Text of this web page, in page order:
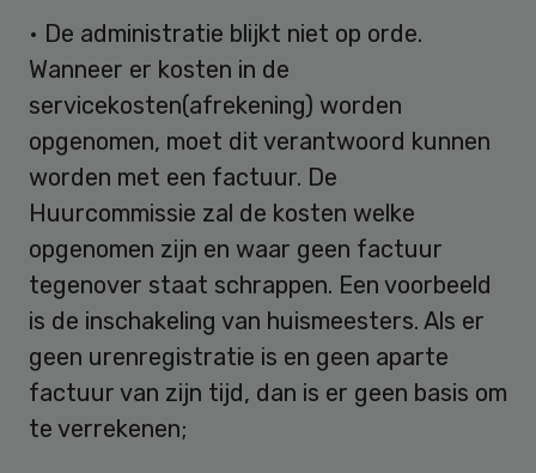
• De administratie blijkt niet op orde.
Wanneer er kosten in de
servicekosten(afrekening) worden
opgenomen, moet dit verantwoord kunnen
worden met een factuur. De
Huurcommissie zal de kosten welke
opgenomen zijn en waar geen factuur
tegenover staat schrappen. Een voorbeeld
is de inschakeling van huismeesters. Als er
geen urenregistratie is en geen aparte
factuur van zijn tijd, dan is er geen basis om
te verrekenen;